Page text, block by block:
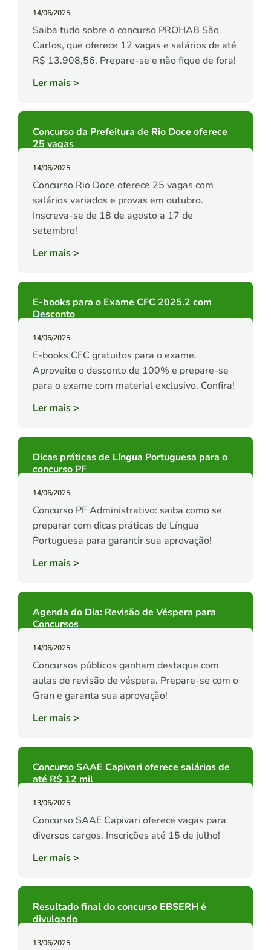
14/06/2025
Saiba tudo sobre o concurso PROHAB São
Carlos, que oferece 12 vagas e salários de até
R$ 13.908,56. Prepare-se e não fique de fora!
Ler mais>
Concurso da Prefeitura de Rio Doce oferece
25 vagas
14/06/2025
Concurso Rio Doce oferece 25 vagas com
salários variados e provas em outubro.
Inscreva-se de 18 de agosto a 17 de
setembro!
Ler mais>
E-books para o Exame CFC 2025.2 com
Desconto
14/06/2025
E-books CFC gratuitos para o exame.
Aproveite o desconto de 100% e prepare-se
para o exame com material exclusivo. Confira!
Ler mais>
Dicas práticas de Língua Portuguesa para o
concurso PF
14/06/2025
Concurso PF Administrativo: saiba como se
preparar com dicas práticas de Língua
Portuguesa para garantir sua aprovação!
Ler mais>
Agenda do Dia: Revisão de Véspera para
Concursos
14/06/2025
Concursos públicos ganham destaque com
aulas de revisão de véspera. Prepare-se com o
Gran e garanta sua aprovação!
Ler mais>
Concurso SAAE Capivari oferece salários de
até R$ 12 mil
13/06/2025
Concurso SAAE Capivari oferece vagas para
diversos cargos. Inscrições até 15 de julho!
Ler mais>
Resultado final do concurso EBSERH é
divulgado
13/06/2025